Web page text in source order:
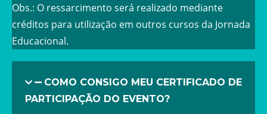
Obs.: O ressarcimento será realizado mediante
créditos para utilização em outros cursos da Jornada
Educacional.
COMO CONSIGO MEU CERTIFICADO DE
PARTICIPAÇÃO DO EVENTO?